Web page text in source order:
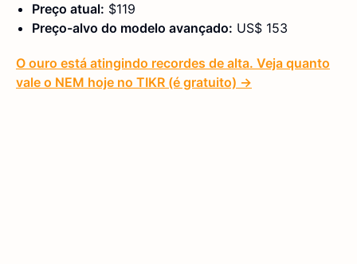
Preço atual: $119
Preço-alvo do modelo avançado: US$ 153
O ouro está atingindo recordes de alta. Veja quanto
vale o NEM hoje no TIKR (é gratuito) →